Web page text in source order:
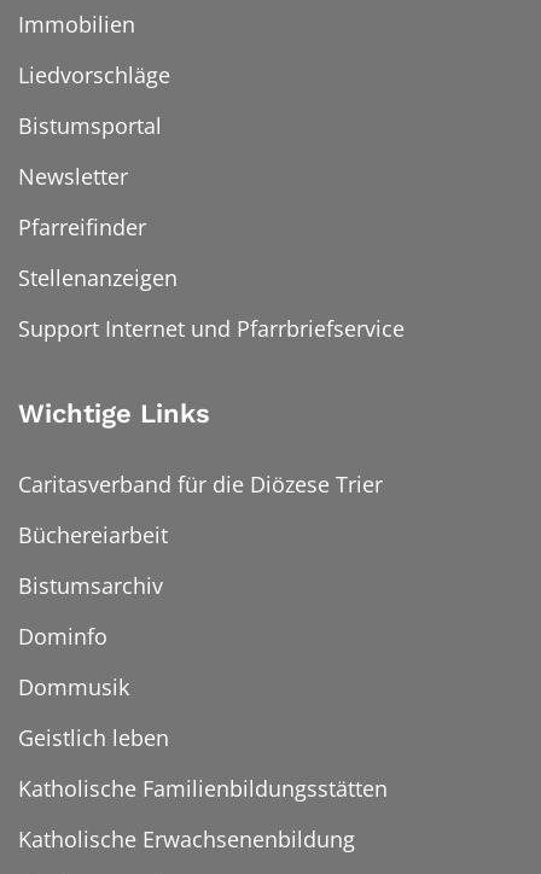
Immobilien
Liedvorschläge
Bistumsportal
Newsletter
Pfarreifinder
Stellenanzeigen
Support Internet und Pfarrbriefservice
Wichtige Links
Caritasverband für die Diözese Trier
Büchereiarbeit
Bistumsarchiv
Dominfo
Dommusik
Geistlich leben
Katholische Familienbildungsstätten
Katholische Erwachsenenbildung